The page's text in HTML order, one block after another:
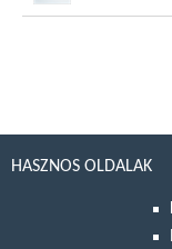
HASZNOS OLDALAK